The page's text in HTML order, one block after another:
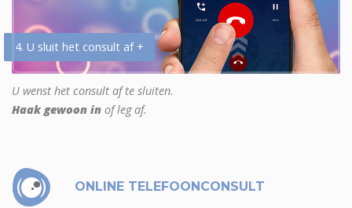
4. U sluit het consult af +
U wenst het consult af te sluiten.
Haak gewoon in of leg af.
ONLINE TELEFOONCONSULT